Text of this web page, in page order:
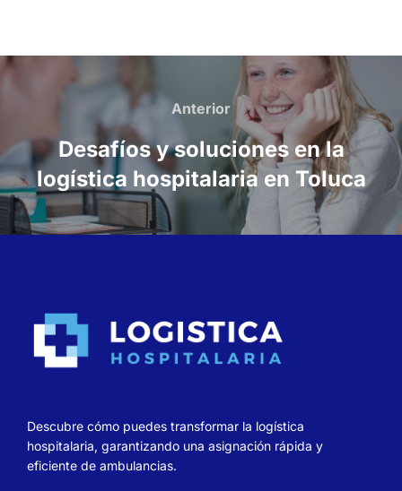
Navegación
de
entradas
Anterior
Anterior
Desafíos y soluciones en la
logística hospitalaria en Toluca
Descubre cómo puedes transformar la logística
hospitalaria, garantizando una asignación rápida y
eficiente de ambulancias.